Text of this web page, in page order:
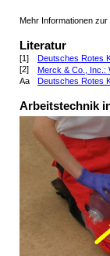
Mehr Informationen
Literatur
[1]
Deutsches Rotes
[2]
Merck & Co., Inc.:
Aa
Deutsches Rotes
Arbeitstechnik